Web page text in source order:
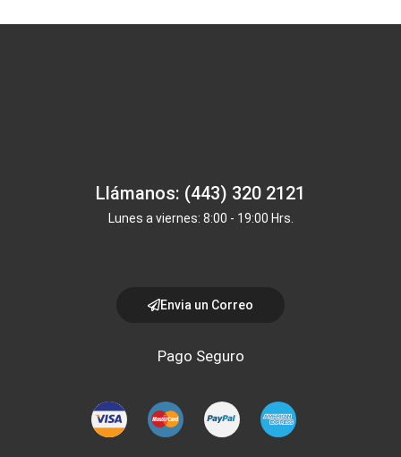
Llámanos: (443) 320 2121
Lunes a viernes: 8:00 - 19:00 Hrs.
Envia un Correo
Pago Seguro